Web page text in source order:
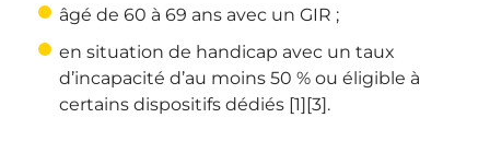
âgé de 60 à 69 ans avec un GIR ;
en situation de handicap avec un taux
d’incapacité d’au moins 50 % ou éligible à
certains dispositifs dédiés [1][3].